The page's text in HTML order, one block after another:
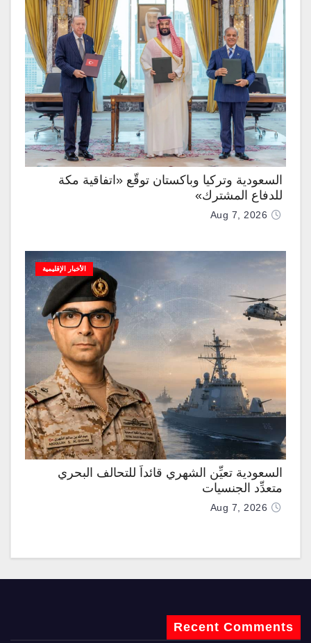
السعودية وتركيا وباكستان توقّع «اتفاقية مكة
للدفاع المشترك»
Aug 7, 2026
الأخبار الإقليمية
السعودية تعيِّن الشهري قائداً للتحالف البحري
متعدِّد الجنسيات
Aug 7, 2026
Recent Comments